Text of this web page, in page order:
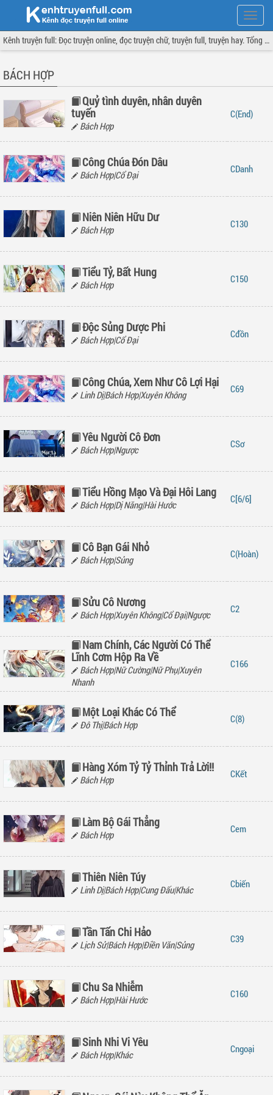
Hiện
menu
Kênh truyện full: Đọc truyện online, đọc truyện chữ, truyện full, truyện hay. Tổng hợp đầy đủ và cập nhật liên tục.
BÁCH HỢP
Quỷ tình duyên, nhân duyên
tuyến
Bách Hợp
(End)
Công Chúa Đón Dâu
Bách Hợp|Cổ Đại Danh
Niên Niên Hữu Dư
Bách Hợp 130
Tiểu Tỷ, Bất Hung
Bách Hợp 150
Độc Sủng Dược Phi
Bách Hợp|Cổ Đại đồn
Công Chúa, Xem Như Cô Lợi Hại
Linh Dị|Bách Hợp|Xuyên Không 69
Yêu Người Cô Đơn
Bách Hợp|Ngược Sơ
Tiểu Hồng Mạo Và Đại Hôi Lang
Bách Hợp|Dị Năng|Hài Hước [6/6]
Cô Bạn Gái Nhỏ
Bách Hợp|Sủng (Hoàn)
Sửu Cô Nương
Bách Hợp|Xuyên Không|Cổ Đại|Ngược 2
Nam Chính, Các Người Có Thể
Lĩnh Cơm Hộp Ra Về
Bách Hợp|Nữ Cường|Nữ Phụ|Xuyên
Nhanh
166
Một Loại Khác Có Thể
Đô Thị|Bách Hợp (8)
Hàng Xóm Tỷ Tỷ Thỉnh Trả Lời!!
Bách Hợp Kết
Làm Bộ Gái Thẳng
Bách Hợp em
Thiên Niên Túy
Linh Dị|Bách Hợp|Cung Đấu|Khác biến
Tần Tấn Chi Hảo
Lịch Sử|Bách Hợp|Điền Văn|Sủng 39
Chu Sa Nhiễm
Bách Hợp|Hài Hước 160
Sinh Nhi Vi Yêu
Bách Hợp|Khác ngoại